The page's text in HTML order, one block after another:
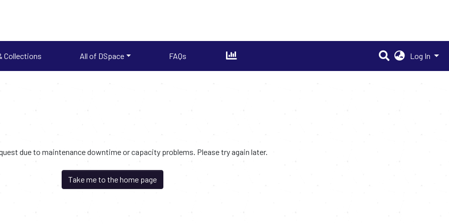
Collections All of DSpace FAQs Log In
due to maintenance downtime or capacity problems. Please try again later.
Take me to the home page